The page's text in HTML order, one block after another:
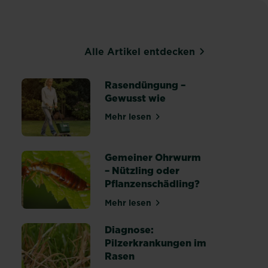
Alle Artikel entdecken
Einstellungen
Rasendüngung –
Gewusst wie
Mehr lesenüber Rasendüngung – Gewusst
Arbeiten und Pflege
Gemeiner Ohrwurm
– Nützling oder
Pflanzenschädling?
Mehr lesenüber Gemeiner Ohrwurm –
Diagnose:
Pilzerkrankungen im
Rasen